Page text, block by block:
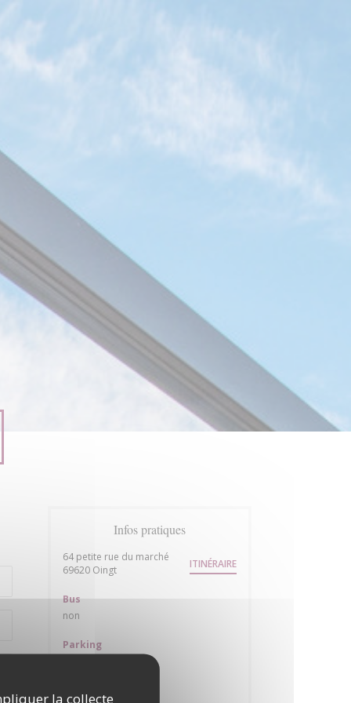
la collecte
Infos pratiques
64 petite rue du marché
69620 Oingt((ouvre une nouvelle fenêtre))
ITINÉRAIRE
Bus
non
Parking